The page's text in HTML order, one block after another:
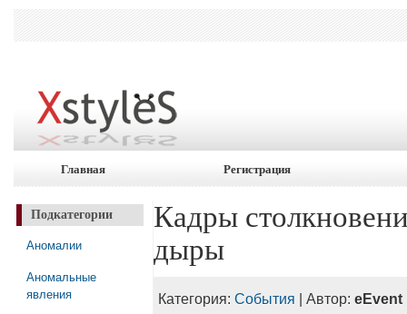
Главная Регистрация
Подкатегории
Аномалии
Аномальные
явления
Кадры
дыры
Категория:События | Автор:eEvent